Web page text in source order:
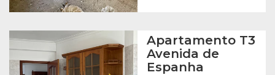
Apartamento T3
Avenida de
Espanha